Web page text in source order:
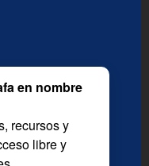
en nombre
recursos y
libre y